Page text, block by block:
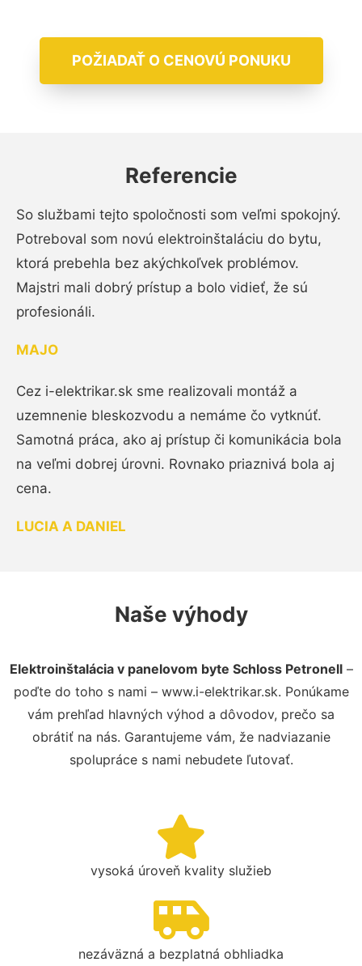
POŽIADAŤ O CENOVÚ PONUKU
Referencie
So službami tejto spoločnosti som veľmi spokojný.
Potreboval som novú elektroinštaláciu do bytu,
ktorá prebehla bez akýchkoľvek problémov.
Majstri mali dobrý prístup a bolo vidieť, že sú
profesionáli.
MAJO
Cez i-elektrikar.sk sme realizovali montáž a
uzemnenie bleskozvodu a nemáme čo vytknúť.
Samotná práca, ako aj prístup či komunikácia bola
na veľmi dobrej úrovni. Rovnako priaznivá bola aj
cena.
LUCIA A DANIEL
Naše výhody
Elektroinštalácia v panelovom byte Schloss Petronell–
poďte do toho s nami – www.i-elektrikar.sk. Ponúkame
vám prehľad hlavných výhod a dôvodov, prečo sa
obrátiť na nás. Garantujeme vám, že nadviazanie
spolupráce s nami nebudete ľutovať.
vysoká úroveň kvality služieb
nezáväzná a bezplatná obhliadka